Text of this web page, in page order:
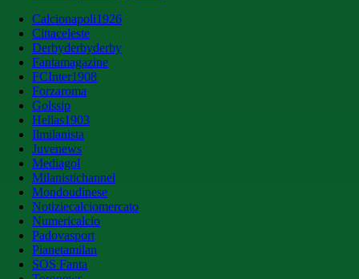
Calcionapoli1926
Cittaceleste
Derbyderbyderby
Fantamagazine
FCInter1908
Forzaroma
Golssip
Hellas1903
Ilmilanista
Juvenews
Mediagol
Milanistichannel
Mondoudinese
Notiziecalciomercato
Numericalcio
Padovasport
Pianetamilan
SOS Fanta